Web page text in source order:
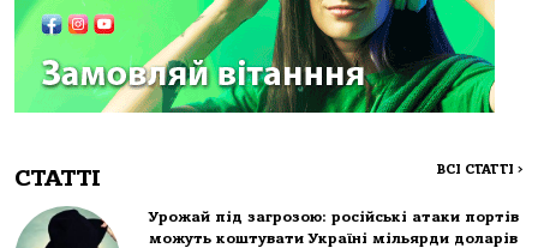
СТАТТІ ВСІ СТАТТІ >
Урожай під загрозою: російські атаки портів
можуть коштувати Україні мільярди доларів